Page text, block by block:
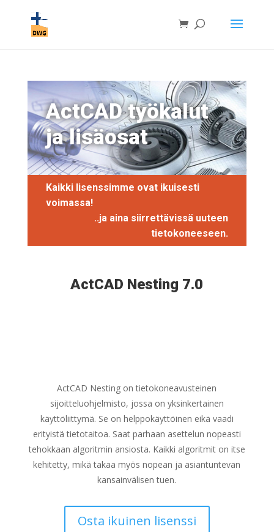
ActCAD työkalut
ja lisäosat
Kaikki lisenssimme ovat ikuisesti
voimassa!
..ja aina siirrettävissä uuteen
tietokoneeseen.
ActCAD Nesting 7.0
ActCAD Nesting on tietokoneavusteinen
sijoitteluohjelmisto, jossa on yksinkertainen
käyttöliittymä. Se on helppokäyttöinen eikä vaadi
erityistä tietotaitoa. Saat parhaan asettelun nopeasti
tehokkaan algoritmin ansiosta. Kaikki algoritmit on itse
kehitetty, mikä takaa myös nopean ja asiantuntevan
kansainvälisen tuen.
Osta ikuinen lisenssi